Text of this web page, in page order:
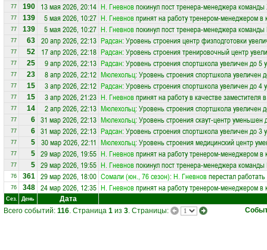
77 190 13 мая 2026, 20:14 Н. Гневновпокинул пост тренера-менеджера команды
77 139 5 мая 2026, 10:27 Н. Гневновпринят на работу тренером-менеджером в
77 139 5 мая 2026, 10:27 Н. Гневновпокинул пост тренера-менеджера команды
77 63 20 апр 2026, 22:13 Радсан: Уровень строения центр физподготовки
77 52 17 апр 2026, 22:18 Радсан: Уровень строения тренировочный центр
77 25 9 апр 2026, 22:13 Радсан: Уровень строения спортшкола увеличен до 5
77 23 8 апр 2026, 22:12 Мюлехольц: Уровень строения спортшкола увеличен
77 15 3 апр 2026, 22:12 Радсан: Уровень строения спортшкола увеличен до 4
77 15 3 апр 2026, 21:23 Н. Гневновпринят на работу в качестве заместителя
77 14 2 апр 2026, 22:13 Мюлехольц: Уровень строения спортшкола увеличен
77 6 31 мар 2026, 22:13 Мюлехольц: Уровень строения скаут-центр уменьшен
77 6 31 мар 2026, 22:13 Радсан: Уровень строения спортшкола увеличен до 3
77 5 30 мар 2026, 22:11 Мюлехольц: Уровень строения медицинский центр
77 5 29 мар 2026, 19:55 Н. Гневновпринят на работу тренером-менеджером в
77 5 29 мар 2026, 19:55 Н. Гневновпокинул пост тренера-менеджера команды
76 361 29 мар 2026, 18:00 Сомали (юн., 76 сезон): Н. Гневновперестал
76 348 24 мар 2026, 12:35 Н. Гневновпринят на работу тренером-менеджером в
Сез. День
Дата
Всего событий: 116. Страница 1 из 3. Страницы: